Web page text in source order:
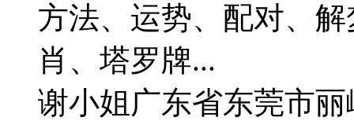
方法、运势、配对、
肖、塔罗牌...
谢小姐 广东省东莞市